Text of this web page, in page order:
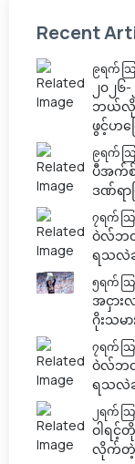
Recent
၉ရက်
၂၀၂
ဘယ်လို
ဖွင့်ဟပြ
၉ရက်
ပီအက်စ်
ဒဏ်ရာ
၇ရက် သ
ဝဲလ်ဘ
ရသလဲ
၅ရက် သ
အငှား
ဂိုးသမ
၇ရက် သ
ဝဲလ်ဘ
ရသလဲ
၂ရက်
ဝါရင့်
လိုက်တဲ့